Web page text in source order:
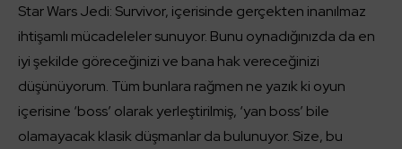
Star Wars Jedi: Survivor, içerisinde gerçekten inanılmaz
ihtişamlı mücadeleler sunuyor. Bunu oynadığınızda da en
iyi şekilde göreceğinizi ve bana hak vereceğinizi
düşünüyorum. Tüm bunlara rağmen ne yazık ki oyun
içerisine ‘boss’ olarak yerleştirilmiş, ‘yan boss’ bile
olamayacak klasik düşmanlar da bulunuyor. Size, bu